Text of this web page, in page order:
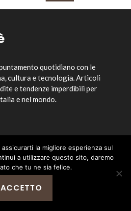
quotidiano con le
cultura e tecnologia. Articoli
e tendenze imperdibili per
e nel mondo.
la migliore esperienza sul
a utilizzare questo sito, daremo
che tu ne sia felice.
ACCETTO